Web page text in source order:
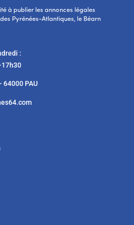
à publier les annonces légales
Pyrénées-Atlantiques, le Béarn
:
64000 PAU